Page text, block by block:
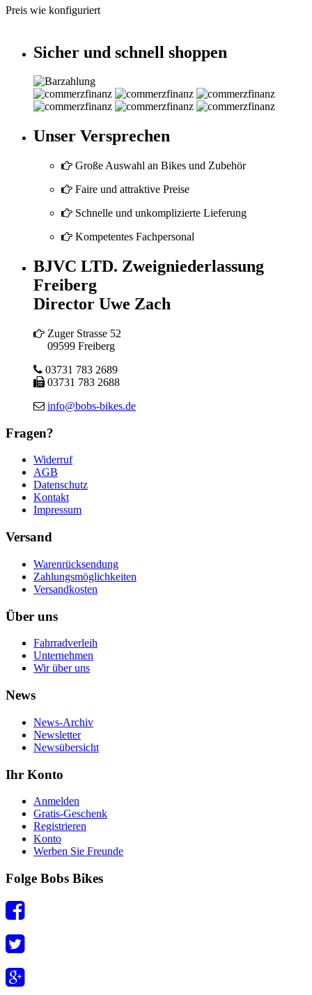
Preis wie konfiguriert
Sicher und schnell shoppen
Unser Versprechen
Große Auswahl an Bikes und Zubehör
Faire und attraktive Preise
Schnelle und unkomplizierte Lieferung
Kompetentes Fachpersonal
BJVC LTD. Zweigniederlassung
Freiberg
Director Uwe Zach
Zuger Strasse 52
09599 Freiberg
03731 783 2689
03731 783 2688
info@bobs-bikes.de
Fragen?
Widerruf
AGB
Datenschutz
Kontakt
Impressum
Versand
Warenrücksendung
Zahlungsmöglichkeiten
Versandkosten
Über uns
Fahrradverleih
Unternehmen
Wir über uns
News
News-Archiv
Newsletter
Newsübersicht
Ihr Konto
Anmelden
Gratis-Geschenk
Registrieren
Konto
Werben Sie Freunde
Folge Bobs Bikes